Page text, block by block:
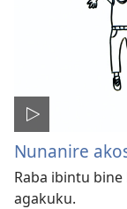
Nunanire
Raba ibintu
agakuku.